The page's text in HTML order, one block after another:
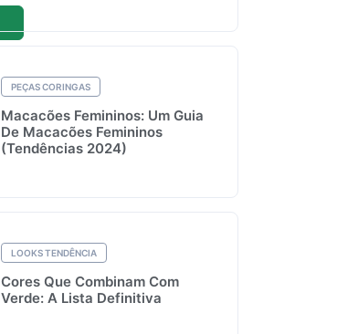
PEÇAS CORINGAS
Macacões Femininos: Um Guia
De Macacões Femininos
(Tendências 2024)
LOOKS TENDÊNCIA
Cores Que Combinam Com
Verde: A Lista Definitiva